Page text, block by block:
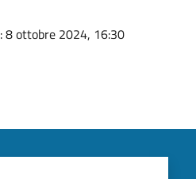
: 8 ottobre 2024, 16:30